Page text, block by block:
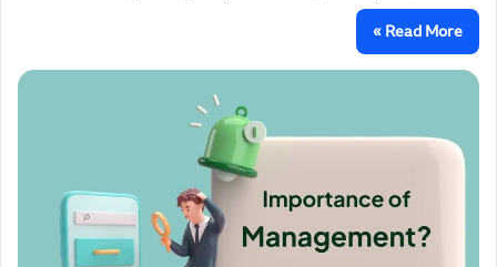
Read More »